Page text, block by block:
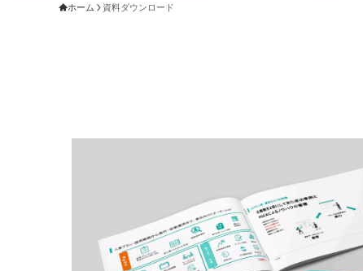
ホーム 資料ダウンロード